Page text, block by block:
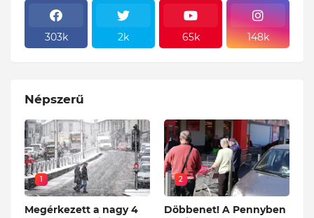
303k 2k 65k 148k
Népszerű
1
Megérkezett a nagy 4
2
Döbbenet! A Pennyben